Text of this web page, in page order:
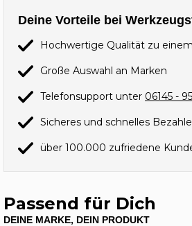
Deine Vorteile bei
Hochwertige Qualität zu
Große Auswahl an Marken
Telefonsupport unter 06145 -
Sicheres und schnelles
über 100.000 zufriedene
Passend für Dich
DEINE MARKE, DEIN PRODUKT